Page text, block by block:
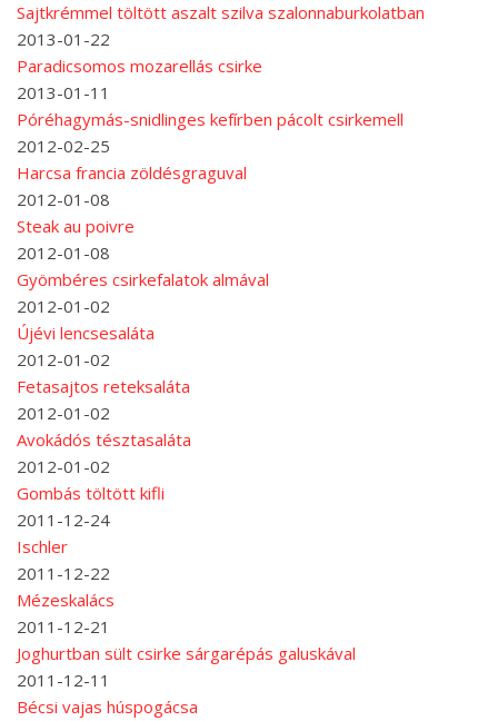
Sajtkrémmel töltött aszalt szilva szalonnaburkolatban
2013-01-22
Paradicsomos mozarellás csirke
2013-01-11
Póréhagymás-snidlinges kefírben pácolt csirkemell
2012-02-25
Harcsa francia zöldésgraguval
2012-01-08
Steak au poivre
2012-01-08
Gyömbéres csirkefalatok almával
2012-01-02
Újévi lencsesaláta
2012-01-02
Fetasajtos reteksaláta
2012-01-02
Avokádós tésztasaláta
2012-01-02
Gombás töltött kifli
2011-12-24
Ischler
2011-12-22
Mézeskalács
2011-12-21
Joghurtban sült csirke sárgarépás galuskával
2011-12-11
Bécsi vajas húspogácsa